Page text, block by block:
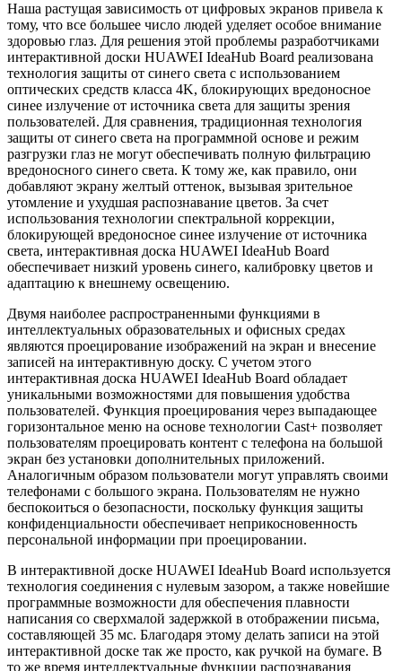
Наша растущая зависимость от цифровых экранов привела к
тому, что все большее число людей уделяет особое внимание
здоровью глаз. Для решения этой проблемы разработчиками
интерактивной доски HUAWEI IdeaHub Board реализована
технология защиты от синего света с использованием
оптических средств класса 4K, блокирующих вредоносное
синее излучение от источника света для защиты зрения
пользователей. Для сравнения, традиционная технология
защиты от синего света на программной основе и режим
разгрузки глаз не могут обеспечивать полную фильтрацию
вредоносного синего света. К тому же, как правило, они
добавляют экрану желтый оттенок, вызывая зрительное
утомление и ухудшая распознавание цветов. За счет
использования технологии спектральной коррекции,
блокирующей вредоносное синее излучение от источника
света, интерактивная доска HUAWEI IdeaHub Board
обеспечивает низкий уровень синего, калибровку цветов и
адаптацию к внешнему освещению.
Двумя наиболее распространенными функциями в
интеллектуальных образовательных и офисных средах
являются проецирование изображений на экран и внесение
записей на интерактивную доску. С учетом этого
интерактивная доска HUAWEI IdeaHub Board обладает
уникальными возможностями для повышения удобства
пользователей. Функция проецирования через выпадающее
горизонтальное меню на основе технологии Cast+ позволяет
пользователям проецировать контент с телефона на большой
экран без установки дополнительных приложений.
Аналогичным образом пользователи могут управлять своими
телефонами с большого экрана. Пользователям не нужно
беспокоиться о безопасности, поскольку функция защиты
конфиденциальности обеспечивает неприкосновенность
персональной информации при проецировании.
В интерактивной доске HUAWEI IdeaHub Board используется
технология соединения с нулевым зазором, а также новейшие
программные возможности для обеспечения плавности
написания со сверхмалой задержкой в отображении письма,
составляющей 35 мс. Благодаря этому делать записи на этой
интерактивной доске так же просто, как ручкой на бумаге. В
то же время интеллектуальные функции распознавания